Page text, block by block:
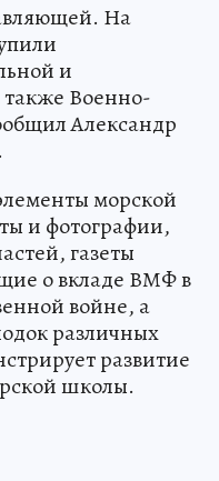
На
и
также Военно-
Александр
морской
и фотографии,
газеты
о вкладе ВМФ в
войне, а
различных
развитие
школы.